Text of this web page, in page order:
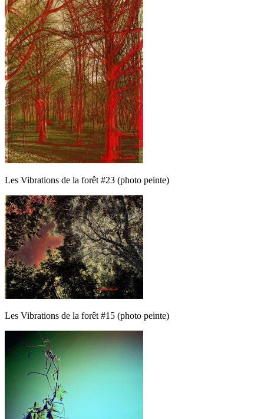
Les Vibrations de la forêt #23 (photo peinte)
Les Vibrations de la forêt #15 (photo peinte)